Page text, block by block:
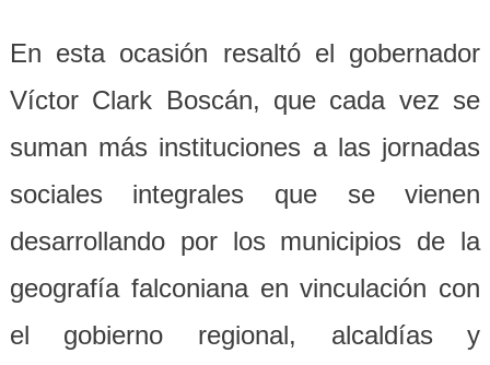
En esta ocasión resaltó el gobernador
Víctor Clark Boscán, que cada vez se
suman más instituciones a las jornadas
sociales integrales que se vienen
desarrollando por los municipios de la
geografía falconiana en vinculación con
el gobierno regional, alcaldías y